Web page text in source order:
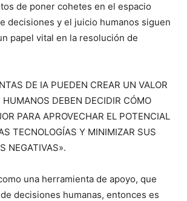
de poner cohetes en el espacio
decisiones y el juicio humanos siguen
papel vital en la resolución de
DE IA PUEDEN CREAR UN VALOR
HUMANOS DEBEN DECIDIR CÓMO
PARA APROVECHAR EL POTENCIAL
TECNOLOGÍAS Y MINIMIZAR SUS
NEGATIVAS».
una herramienta de apoyo, que
decisiones humanas, entonces es